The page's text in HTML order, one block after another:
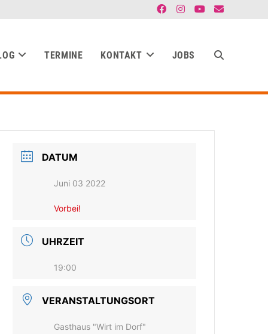
TERMINE KONTAKT JOBS
DATUM
Juni 03 2022
Vorbei!
UHRZEIT
19:00
VERANSTALTUNGSORT
Gasthaus "Wirt im Dorf"